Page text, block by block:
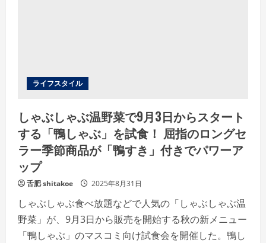
ロ
ジ
ト』
発
表
会
に
柏
谷・
間
が
登
場
ライフスタイル
しゃぶしゃぶ温野菜で9月3日からスタート
する「鴨しゃぶ」を試食！ 屈指のロングセ
ラー季節商品が「鴨すき」付きでパワーア
ップ
舌肥 shitakoe 2025年8月31日
しゃぶしゃぶ食べ放題などで人気の「しゃぶしゃぶ温
野菜」が、9月3日から販売を開始する秋の新メニュー
「鴨しゃぶ」のマスコミ向け試食会を開催した。鴨し